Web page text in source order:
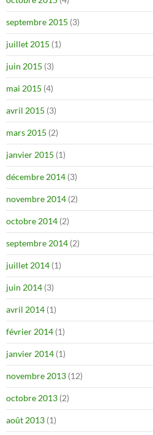
septembre 2015 (3)
juillet 2015 (1)
juin 2015 (3)
mai 2015 (4)
avril 2015 (3)
mars 2015 (2)
janvier 2015 (1)
décembre 2014 (3)
novembre 2014 (2)
octobre 2014 (2)
septembre 2014 (2)
juillet 2014 (1)
juin 2014 (3)
avril 2014 (1)
février 2014 (1)
janvier 2014 (1)
novembre 2013 (12)
octobre 2013 (2)
août 2013 (1)